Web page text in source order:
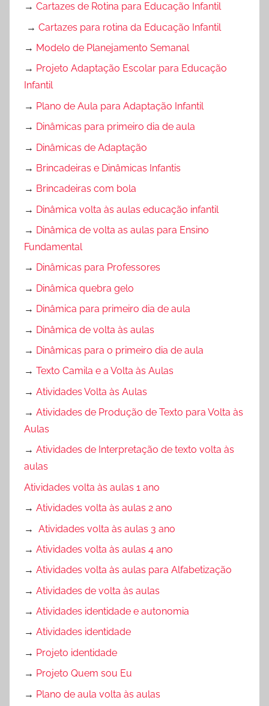
→ Cartazes de Rotina para Educação Infantil
→ Cartazes para rotina da Educação Infantil
→ Modelo de Planejamento Semanal
→ Projeto Adaptação Escolar para Educação
Infantil
→ Plano de Aula para Adaptação Infantil
→ Dinâmicas para primeiro dia de aula
→ Dinâmicas de Adaptação
→ Brincadeiras e Dinâmicas Infantis
→ Brincadeiras com bola
→ Dinâmica volta às aulas educação infantil
→ Dinâmica de volta as aulas para Ensino
Fundamental
→ Dinâmicas para Professores
→ Dinâmica quebra gelo
→ Dinâmica para primeiro dia de aula
→ Dinâmica de volta às aulas
→ Dinâmicas para o primeiro dia de aula
→ Texto Camila e a Volta às Aulas
→ Atividades Volta às Aulas
→ Atividades de Produção de Texto para Volta às
Aulas
→ Atividades de Interpretação de texto volta às
aulas
Atividades volta às aulas 1 ano
→ Atividades volta às aulas 2 ano
→ Atividades volta às aulas 3 ano
→ Atividades volta às aulas 4 ano
→ Atividades volta às aulas para Alfabetização
→ Atividades de volta às aulas
→ Atividades identidade e autonomia
→ Atividades identidade
→ Projeto identidade
→ Projeto Quem sou Eu
→ Plano de aula volta às aulas